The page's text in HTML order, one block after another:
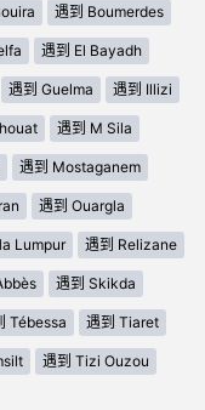
遇到 Boumerdes
遇到 El Bayadh
遇到 Guelma 遇到 Illizi
遇到 M Sila
遇到 Mostaganem
遇到 Ouargla
Lumpur 遇到 Relizane
遇到 Skikda
Tébessa 遇到 Tiaret
遇到 Tizi Ouzou